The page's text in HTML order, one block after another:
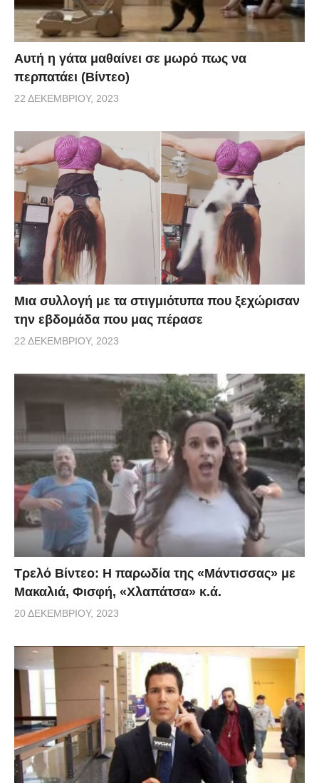
Αυτή η γάτα μαθαίνει σε μωρό πως να
περπατάει (Βίντεο)
22 ΔΕΚΕΜΒΡΊΟΥ, 2023
Μια συλλογή με τα στιγμιότυπα που ξεχώρισαν
την εβδομάδα που μας πέρασε
22 ΔΕΚΕΜΒΡΊΟΥ, 2023
Τρελό Βίντεο: H παρωδία της «Μάντισσας» με
Μακαλιά, Φισφή, «Χλαπάτσα» κ.ά.
20 ΔΕΚΕΜΒΡΊΟΥ, 2023